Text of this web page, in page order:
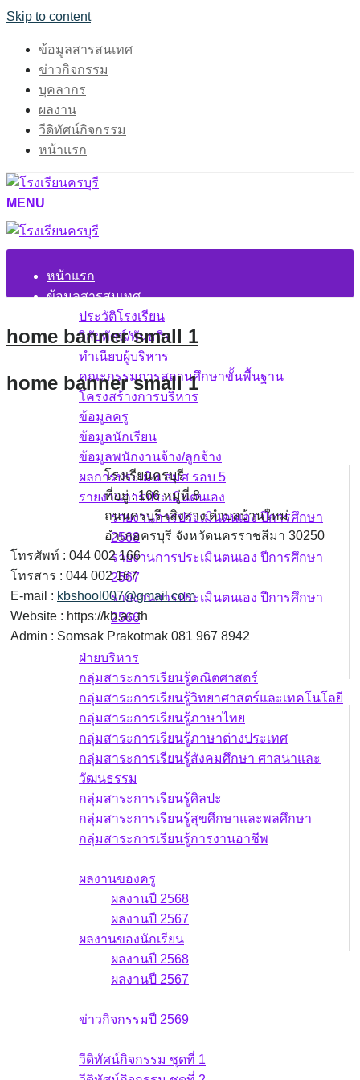
Skip to content
ข้อมูลสารสนเทศ
ข่าวกิจกรรม
บุคลากร
ผลงาน
วีดิทัศน์กิจกรรม
หน้าแรก
MENU
หน้าแรก
ข้อมูลสารสนเทศ
ประวัติโรงเรียน
วิสัยทัศน์/พันธกิจ
ทำเนียบผู้บริหาร
คณะกรรมการสถานศึกษาขั้นพื้นฐาน
โครงสร้างการบริหาร
ข้อมูลครู
ข้อมูลนักเรียน
ข้อมูลพนักงานจ้าง/ลูกจ้าง
ผลการประเมิน สมศ รอบ 5
รายงานการประเมินตนเอง
รายงานการประเมินตนเอง ปีการศึกษา
2568
รายงานการประเมินตนเอง ปีการศึกษา
2567
รายงานการประเมินตนเอง ปีการศึกษา
2566
บุคลากร
ฝ่ายบริหาร
กลุ่มสาระการเรียนรู้คณิตศาสตร์
กลุ่มสาระการเรียนรู้วิทยาศาสตร์และเทคโนโลยี
กลุ่มสาระการเรียนรู้ภาษาไทย
กลุ่มสาระการเรียนรู้ภาษาต่างประเทศ
กลุ่มสาระการเรียนรู้สังคมศึกษา ศาสนาและ
วัฒนธรรม
กลุ่มสาระการเรียนรู้ศิลปะ
กลุ่มสาระการเรียนรู้สุขศึกษาและพลศึกษา
กลุ่มสาระการเรียนรู้การงานอาชีพ
ผลงานของครู
ผลงานปี 2568
ผลงานปี 2567
ผลงานของนักเรียน
ผลงานปี 2568
ผลงานปี 2567
ข่าวกิจกรรมปี 2569
วีดิทัศน์กิจกรรม ชุดที่ 1
home banner small 1
home banner small 1
โรงเรียนครบุรี
ที่อยู่ : 166 หมู่ที่ 8
ถนนครบุรี-เสิงสาง ตำบลบ้านใหม่
อำเภอครบุรี จังหวัดนครราชสีมา 30250
โทรศัพท์ : 044 002 166
โทรสาร : 044 002 167
E-mail : kbshool007@gmail.com
Website : https://kb.ac.th
Admin : Somsak Prakotmak 081 967 8942